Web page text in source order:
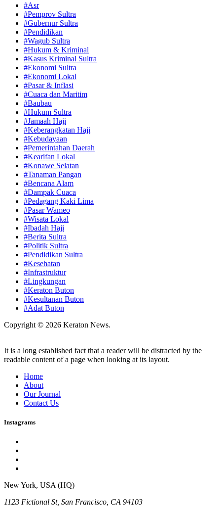
#Asr
#Pemprov Sultra
#Gubernur Sultra
#Pendidikan
#Wagub Sultra
#Hukum & Kriminal
#Kasus Kriminal Sultra
#Ekonomi Sultra
#Ekonomi Lokal
#Pasar & Inflasi
#Cuaca dan Maritim
#Baubau
#Hukum Sultra
#Jamaah Haji
#Keberangkatan Haji
#Kebudayaan
#Pemerintahan Daerah
#Kearifan Lokal
#Konawe Selatan
#Tanaman Pangan
#Bencana Alam
#Dampak Cuaca
#Pedagang Kaki Lima
#Pasar Wameo
#Wisata Lokal
#Ibadah Haji
#Berita Sultra
#Politik Sultra
#Pendidikan Sultra
#Kesehatan
#Infrastruktur
#Lingkungan
#Keraton Buton
#Kesultanan Buton
#Adat Buton
Copyright © 2026 Keraton News.
It is a long established fact that a reader will be distracted by the
readable content of a page when looking at its layout.
Home
About
Our Journal
Contact Us
Instagrams
New York, USA (HQ)
1123 Fictional St, San Francisco, CA 94103